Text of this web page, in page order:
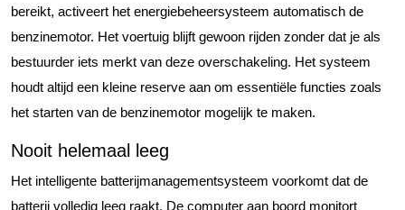
bereikt, activeert het energiebeheersysteem automatisch de
benzinemotor. Het voertuig blijft gewoon rijden zonder dat je als
bestuurder iets merkt van deze overschakeling. Het systeem
houdt altijd een kleine reserve aan om essentiële functies zoals
het starten van de benzinemotor mogelijk te maken.
Nooit helemaal leeg
Het intelligente batterijmanagementsysteem voorkomt dat de
batterij volledig leeg raakt. De computer aan boord monitort